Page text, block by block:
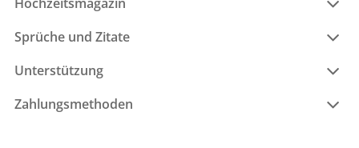
Sprüche und Zitate
Unterstützung
Zahlungsmethoden